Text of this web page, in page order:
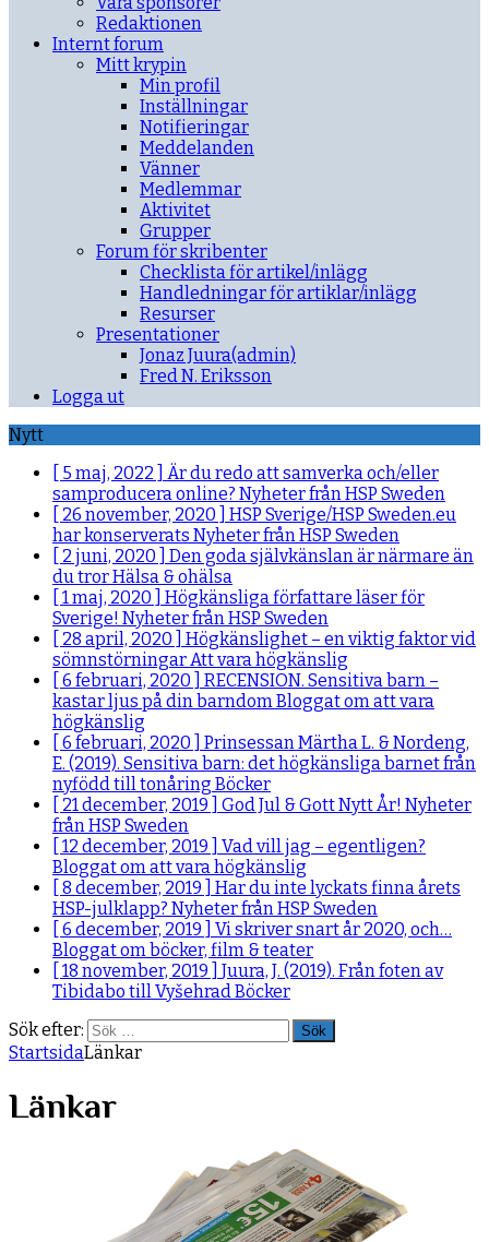
Redaktionen
Internt forum
Mitt krypin
Min profil
Inställningar
Notifieringar
Meddelanden
Vänner
Medlemmar
Aktivitet
Grupper
Forum för skribenter
Checklista för artikel/inlägg
Handledningar för artiklar/inlägg
Resurser
Presentationer
Jonaz Juura(admin)
Fred N. Eriksson
Logga ut
Nytt
[ 5 maj, 2022 ] Är du redo att samverka och/eller
samproducera online? Nyheter från HSP Sweden
[ 26 november, 2020 ] HSP Sverige/HSP Sweden.eu
har konserverats Nyheter från HSP Sweden
[ 2 juni, 2020 ] Den goda självkänslan är närmare än
du trorHälsa & ohälsa
[ 1 maj, 2020 ] Högkänsliga författare läser för
Sverige! Nyheter från HSP Sweden
[ 28 april, 2020 ] Högkänslighet – en viktig faktor vid
sömnstörningarAtt vara högkänslig
[ 6 februari, 2020 ] RECENSION. Sensitiva barn –
kastar ljus på din barndomBloggat om att vara
högkänslig
[ 6 februari, 2020 ] Prinsessan Märtha L. & Nordeng,
E. (2019). Sensitiva barn: det högkänsliga barnet från
nyfödd till tonåring Böcker
[ 21 december, 2019 ] God Jul & Gott Nytt År! Nyheter
från HSP Sweden
[ 12 december, 2019 ] Vad vill jag – egentligen?
Bloggat om att vara högkänslig
[ 8 december, 2019 ] Har du inte lyckats finna årets
HSP-julklapp? Nyheter från HSP Sweden
[ 6 december, 2019 ] Vi skriver snart år 2020, och…
Bloggat om böcker, film & teater
[ 18 november, 2019 ] Juura, J. (2019). Från foten av
Tibidabo till VyšehradBöcker
Sök efter:
StartsidaLänkar
Länkar